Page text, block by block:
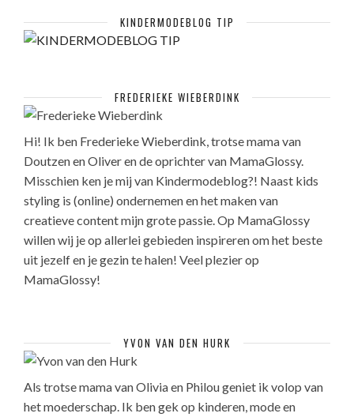
KINDERMODEBLOG TIP
FREDERIEKE WIEBERDINK
Hi! Ik ben Frederieke Wieberdink, trotse mama van
Doutzen en Oliver en de oprichter van MamaGlossy.
Misschien ken je mij van Kindermodeblog?! Naast kids
styling is (online) ondernemen en het maken van
creatieve content mijn grote passie. Op MamaGlossy
willen wij je op allerlei gebieden inspireren om het beste
uit jezelf en je gezin te halen! Veel plezier op
MamaGlossy!
YVON VAN DEN HURK
Als trotse mama van Olivia en Philou geniet ik volop van
het moederschap. Ik ben gek op kinderen, mode en